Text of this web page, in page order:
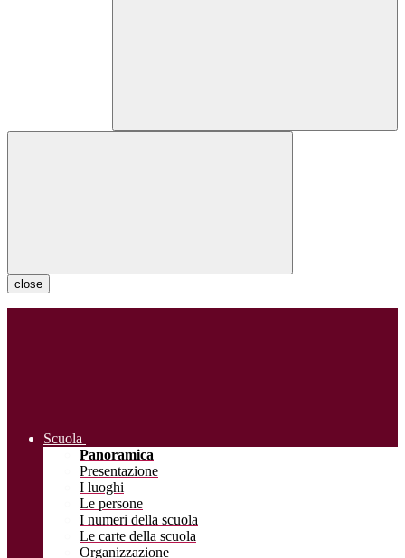
close
Scuola
Panoramica
Presentazione
I luoghi
Le persone
I numeri della scuola
Le carte della scuola
Organizzazione